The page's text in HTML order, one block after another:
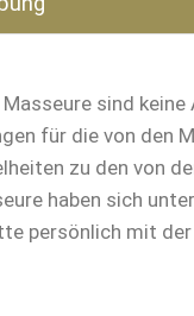
sind
für die von
zu den von
haben sich
persönlich mit